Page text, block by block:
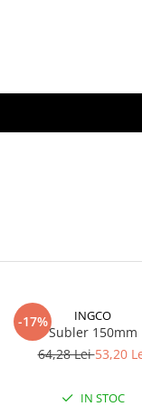
-17% INGCO
Subler 150mm
64,28 Lei53,20
IN STOC